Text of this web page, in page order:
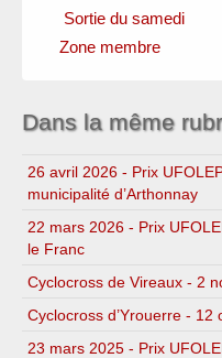
Clubs amis
Fédérations officielles
Sortie du samedi
Circuits
Zone membre
Dans la même
26 avril 2026 - Prix
municipalité d’Arthonnay
22 mars 2026 - Prix
le Franc
Cyclocross de Vireaux - 2
Cyclocross d’Yrouerre - 12
23 mars 2025 - Prix